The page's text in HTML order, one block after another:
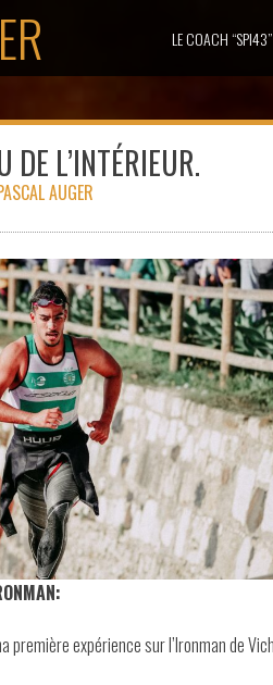
LE COACH “SPI43”
DE L’INTÉRIEUR.
AUGER
première expérience sur l’Ironman de